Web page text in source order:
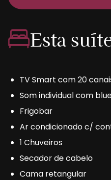
Esta
TV Smart com 20
Som individual com
Frigobar
Ar condicionado c/
1 Chuveiros
Secador de cabelo
Cama retangular